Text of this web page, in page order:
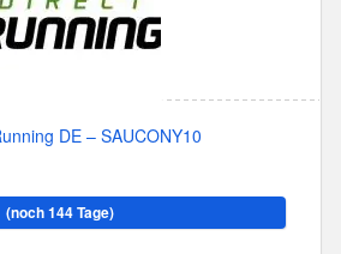
DE – SAUCONY10
(noch 144 Tage)